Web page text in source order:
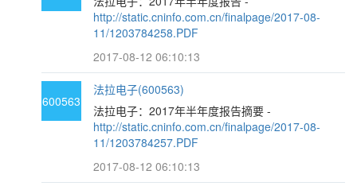
http://static.cninfo.com.cn/finalpage/2017-08-
11/1203784258.PDF
2017-08-12 06:10:13
600563
法拉电子(600563)
法拉电子：2017年半年度报告摘要 -
http://static.cninfo.com.cn/finalpage/2017-08-
11/1203784257.PDF
2017-08-12 06:10:13